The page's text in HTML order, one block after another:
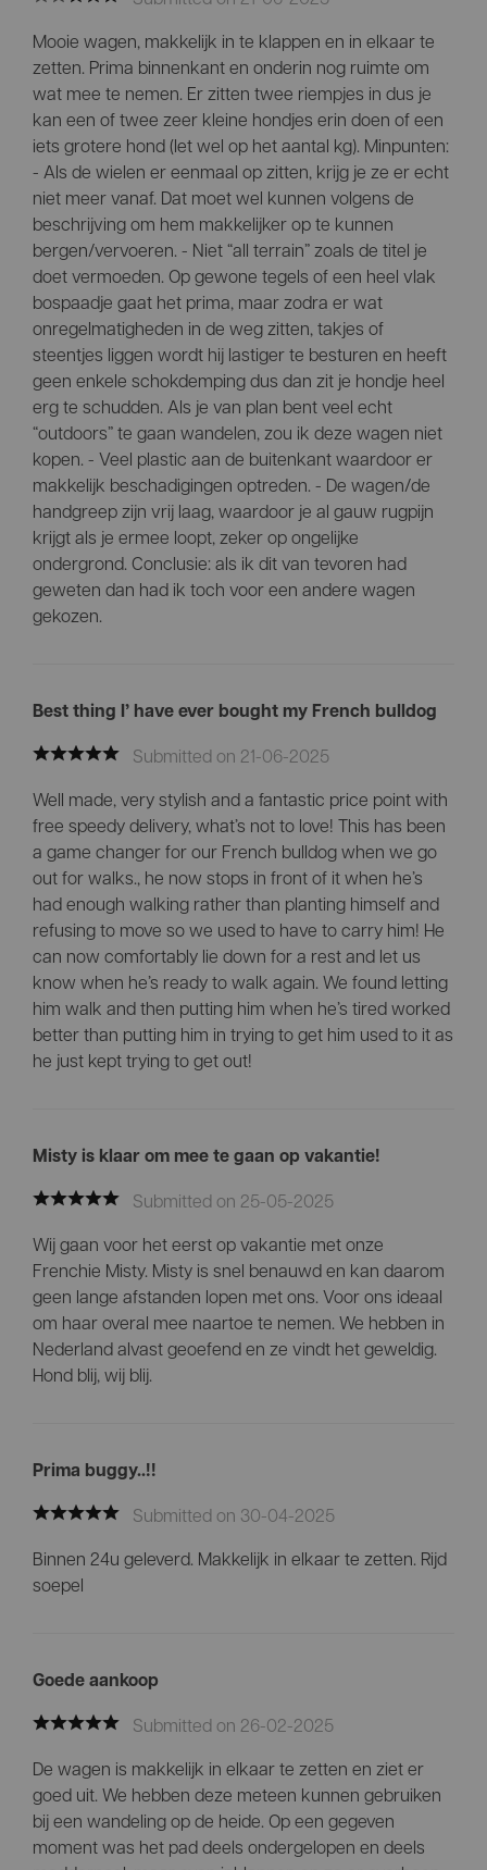
Mooie wagen, makkelijk in te klappen en in elkaar te
zetten. Prima binnenkant en onderin nog ruimte om
wat mee te nemen. Er zitten twee riempjes in dus je
kan een of twee zeer kleine hondjes erin doen of een
iets grotere hond (let wel op het aantal kg). Minpunten:
- Als de wielen er eenmaal op zitten, krijg je ze er echt
niet meer vanaf. Dat moet wel kunnen volgens de
beschrijving om hem makkelijker op te kunnen
bergen/vervoeren. - Niet “all terrain” zoals de titel je
doet vermoeden. Op gewone tegels of een heel vlak
bospaadje gaat het prima, maar zodra er wat
onregelmatigheden in de weg zitten, takjes of
steentjes liggen wordt hij lastiger te besturen en heeft
geen enkele schokdemping dus dan zit je hondje heel
erg te schudden. Als je van plan bent veel echt
“outdoors” te gaan wandelen, zou ik deze wagen niet
kopen. - Veel plastic aan de buitenkant waardoor er
makkelijk beschadigingen optreden. - De wagen/de
handgreep zijn vrij laag, waardoor je al gauw rugpijn
krijgt als je ermee loopt, zeker op ongelijke
ondergrond. Conclusie: als ik dit van tevoren had
geweten dan had ik toch voor een andere wagen
gekozen.
Best thing I’ have ever bought my French bulldog
Submitted on 21-06-2025
Well made, very stylish and a fantastic price point with
free speedy delivery, what’s not to love! This has been
a game changer for our French bulldog when we go
out for walks., he now stops in front of it when he’s
had enough walking rather than planting himself and
refusing to move so we used to have to carry him! He
can now comfortably lie down for a rest and let us
know when he’s ready to walk again. We found letting
him walk and then putting him when he’s tired worked
better than putting him in trying to get him used to it as
he just kept trying to get out!
Misty is klaar om mee te gaan op vakantie!
Submitted on 25-05-2025
Wij gaan voor het eerst op vakantie met onze
Frenchie Misty. Misty is snel benauwd en kan daarom
geen lange afstanden lopen met ons. Voor ons ideaal
om haar overal mee naartoe te nemen. We hebben in
Nederland alvast geoefend en ze vindt het geweldig.
Hond blij, wij blij.
Prima buggy..!!
Submitted on 30-04-2025
Binnen 24u geleverd. Makkelijk in elkaar te zetten. Rijd
soepel
Goede aankoop
Submitted on 26-02-2025
De wagen is makkelijk in elkaar te zetten en ziet er
goed uit. We hebben deze meteen kunnen gebruiken
bij een wandeling op de heide. Op een gegeven
moment was het pad deels ondergelopen en deels